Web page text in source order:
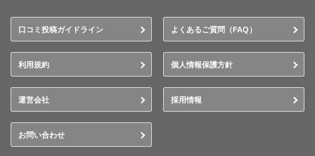
口コミ投稿ガイドライン よくあるご質問（FAQ）
利用規約 個人情報保護方針
運営会社 採用情報
お問い合わせ